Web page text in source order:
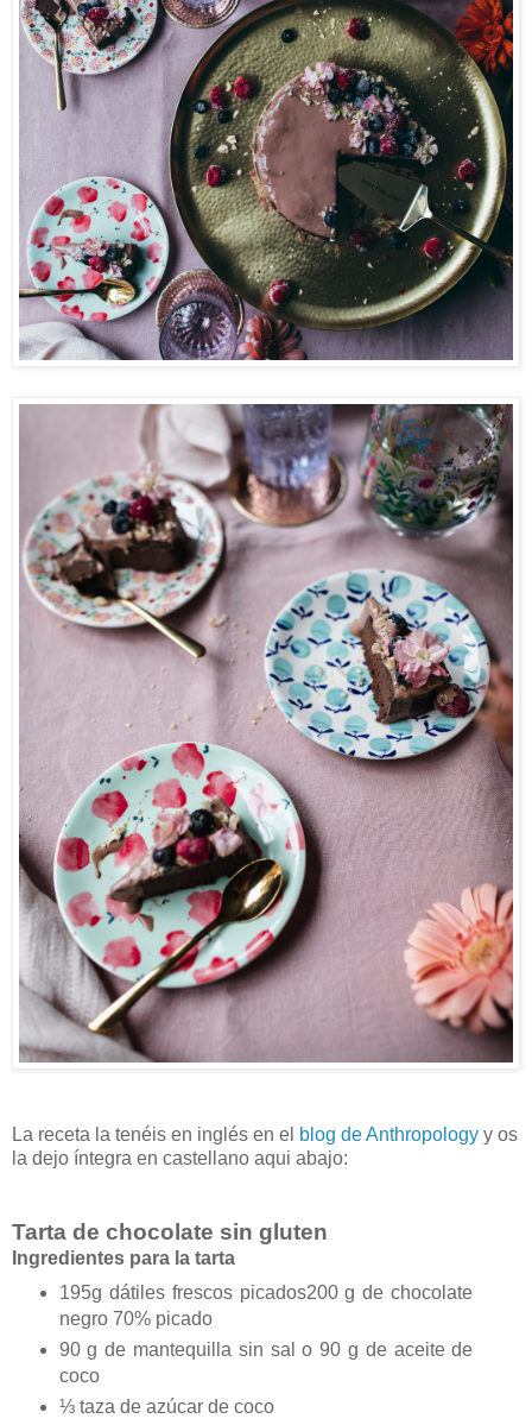
La receta la tenéis en inglés en el blog de Anthropology y os
la dejo íntegra en castellano aqui abajo:
Tarta de chocolate sin gluten
Ingredientes para la tarta
195g dátiles frescos picados200 g de chocolate
negro 70% picado
90 g de mantequilla sin sal o 90 g de aceite de
coco
⅓ taza de azúcar de coco